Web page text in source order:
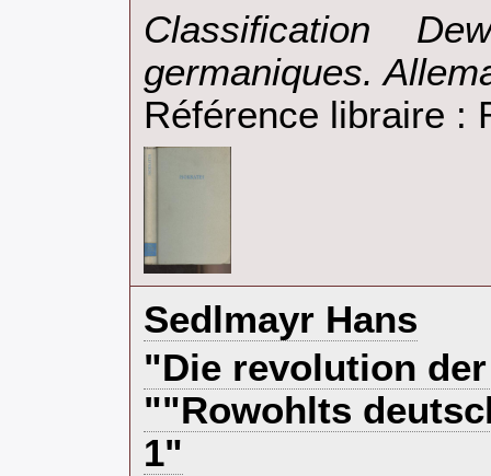
‎Classification
germaniques.
Référence libraire :
‎Sedlmayr Hans‎
‎"Die revolution
""Rowohlts
1"‎